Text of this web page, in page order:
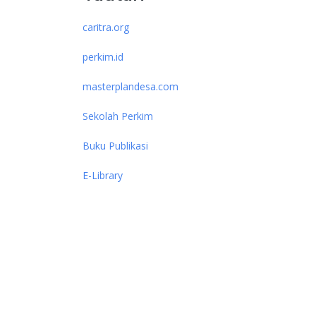
caritra.org
perkim.id
masterplandesa.com
Sekolah Perkim
Buku Publikasi
E-Library